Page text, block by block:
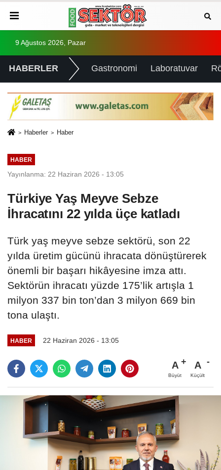
9 Ağustos 2026, Pazar
HABERLER Gastronomi Laboratuvar
Haberler Haber
HABER
Yayınlanma: 22 Haziran 2026 - 13:05
Türkiye Yaş Meyve Sebze
İhracatını 22 yılda üçe katladı
Türk yaş meyve sebze sektörü, son 22
yılda üretim gücünü ihracata dönüştürerek
önemli bir başarı hikâyesine imza attı.
Sektörün ihracatı yüzde 175’lik artışla 1
milyon 337 bin ton’dan 3 milyon 669 bin
tona ulaştı.
HABER 22 Haziran 2026 - 13:05
A
Büyüt
A
Küçült